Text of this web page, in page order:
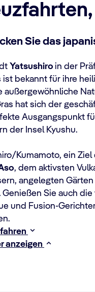
Sie das
Yatsushiro in der
ist bekannt für ihre
außergewöhnliche
hat sich der
Ausgangspunkt
der Insel Kyushu.
Kumamoto, ein
, dem aktivsten
angelegten
Genießen Sie auch
und Fusion-
anzeigen